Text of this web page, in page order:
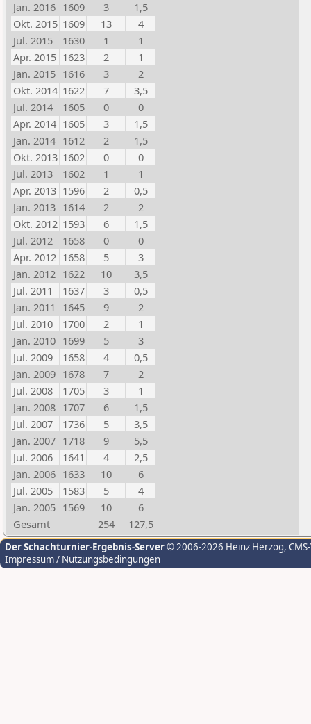
Jan. 2016 1609 3
1,5
Okt. 2015 1609 13
4
Jul. 2015
1630 1
1
Apr. 2015 1623 2
1
Jan. 2015 1616 3
2
Okt. 2014 1622 7
3,5
Jul. 2014
1605 0
0
Apr. 2014 1605 3
1,5
Jan. 2014 1612 2
1,5
Okt. 2013 1602 0
0
Jul. 2013
1602 1
1
Apr. 2013 1596 2
0,5
Jan. 2013 1614 2
2
Okt. 2012 1593 6
1,5
Jul. 2012
1658 0
0
Apr. 2012 1658 5
3
Jan. 2012 1622 10
3,5
Jul. 2011
1637 3
0,5
Jan. 2011
1645 9
2
Jul. 2010
1700 2
1
Jan. 2010 1699 5
3
Jul. 2009
1658 4
0,5
Jan. 2009 1678 7
2
Jul. 2008
1705 3
1
Jan. 2008 1707 6
1,5
Jul. 2007
1736 5
3,5
Jan. 2007 1718 9
5,5
Jul. 2006
1641 4
2,5
Jan. 2006 1633 10
6
Jul. 2005
1583 5
4
Jan. 2005 1569 10
6
Gesamt
254 127,5
Der Schachturnier-Ergebnis-Server© 2006-2026 Heinz Herzog,
Impressum / Nutzungsbedingungen